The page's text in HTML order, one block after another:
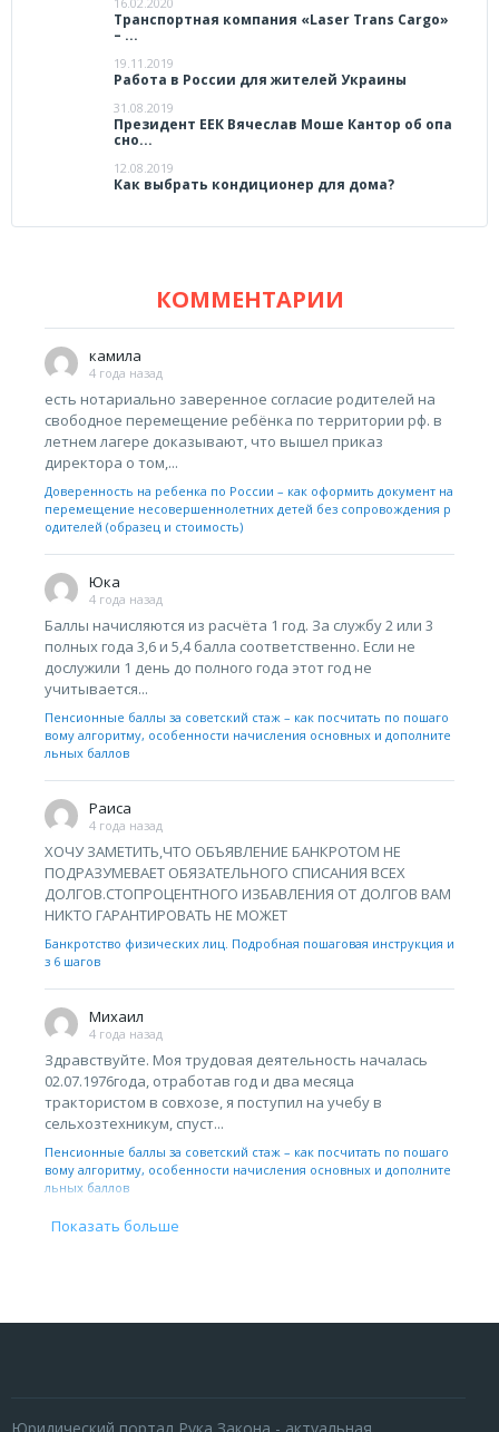
Транспортная компания «Laser Trans Cargo»
– ...
19.11.2019
Работа в России для жителей Украины
31.08.2019
Президент ЕЕК Вячеслав Моше Кантор об опа
сно...
12.08.2019
Как выбрать кондиционер для дома?
КОММЕНТАРИИ
камила
4 года назад
есть нотариально заверенное согласие родителей на
свободное перемещение ребёнка по территории рф. в
летнем лагере доказывают, что вышел приказ
директора о том,...
Доверенность на ребенка по России – как оформить документ на
перемещение несовершеннолетних детей без сопровождения р
одителей (образец и стоимость)
Юка
4 года назад
Баллы начисляются из расчёта 1 год. За службу 2 или 3
полных года 3,6 и 5,4 балла соответственно. Если не
дослужили 1 день до полного года этот год не
учитывается...
Пенсионные баллы за советский стаж – как посчитать по пошаго
вому алгоритму, особенности начисления основных и дополните
льных баллов
Раиса
4 года назад
ХОЧУ ЗАМЕТИТЬ,ЧТО ОБЪЯВЛЕНИЕ БАНКРОТОМ НЕ
ПОДРАЗУМЕВАЕТ ОБЯЗАТЕЛЬНОГО СПИСАНИЯ ВСЕХ
ДОЛГОВ.СТОПРОЦЕНТНОГО ИЗБАВЛЕНИЯ ОТ ДОЛГОВ ВАМ
НИКТО ГАРАНТИРОВАТЬ НЕ МОЖЕТ
Банкротство физических лиц. Подробная пошаговая инструкция и
з 6 шагов
Михаил
4 года назад
Здравствуйте. Моя трудовая деятельность началась
02.07.1976года, отработав год и два месяца
трактористом в совхозе, я поступил на учебу в
сельхозтехникум, спуст...
Пенсионные баллы за советский стаж – как посчитать по пошаго
вому алгоритму, особенности начисления основных и дополните
льных баллов
Показать больше